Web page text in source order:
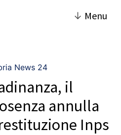
↓ Menu
News 24
il
annulla
Inps